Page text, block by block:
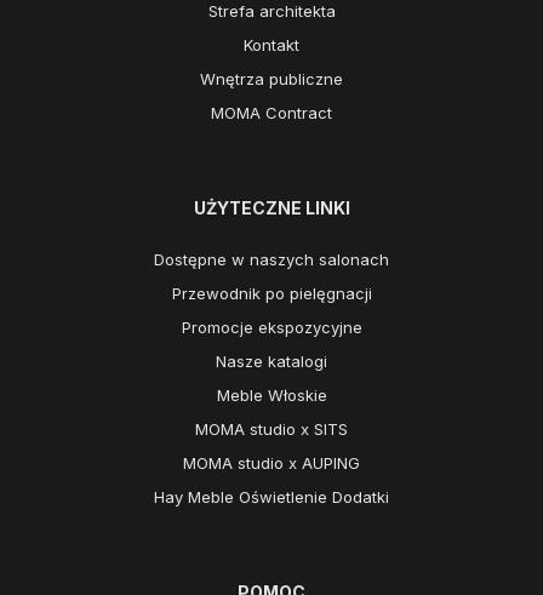
Strefa architekta
Kontakt
Wnętrza publiczne
MOMA Contract
UŻYTECZNE LINKI
Dostępne w naszych salonach
Przewodnik po pielęgnacji
Promocje ekspozycyjne
Nasze katalogi
Meble Włoskie
MOMA studio x SITS
MOMA studio x AUPING
Hay Meble Oświetlenie Dodatki